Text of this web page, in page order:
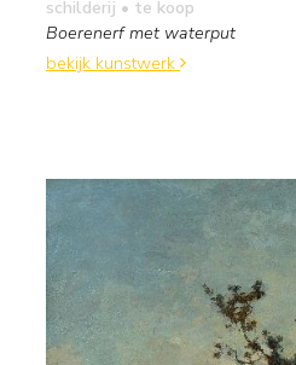
schilderij • te koop
Boerenerf met waterput
bekijk kunstwerk